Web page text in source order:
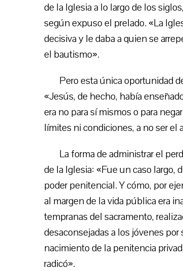
de la Iglesia a lo largo de los
según expuso el prelado. «La
decisiva y le daba a quien se
el bautismo».
Pero esta única oportunidad
«Jesús, de hecho, había
era no para sí mismos o para
límites ni condiciones, a no ser
La forma de administrar el
de la Iglesia: «Fue un caso
poder penitencial. Y cómo, por
al margen de la vida pública era
tempranas del sacramento,
desaconsejadas a los jóvenes
nacimiento de la penitencia
radicó».